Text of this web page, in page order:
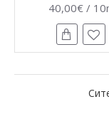
40,00€ /